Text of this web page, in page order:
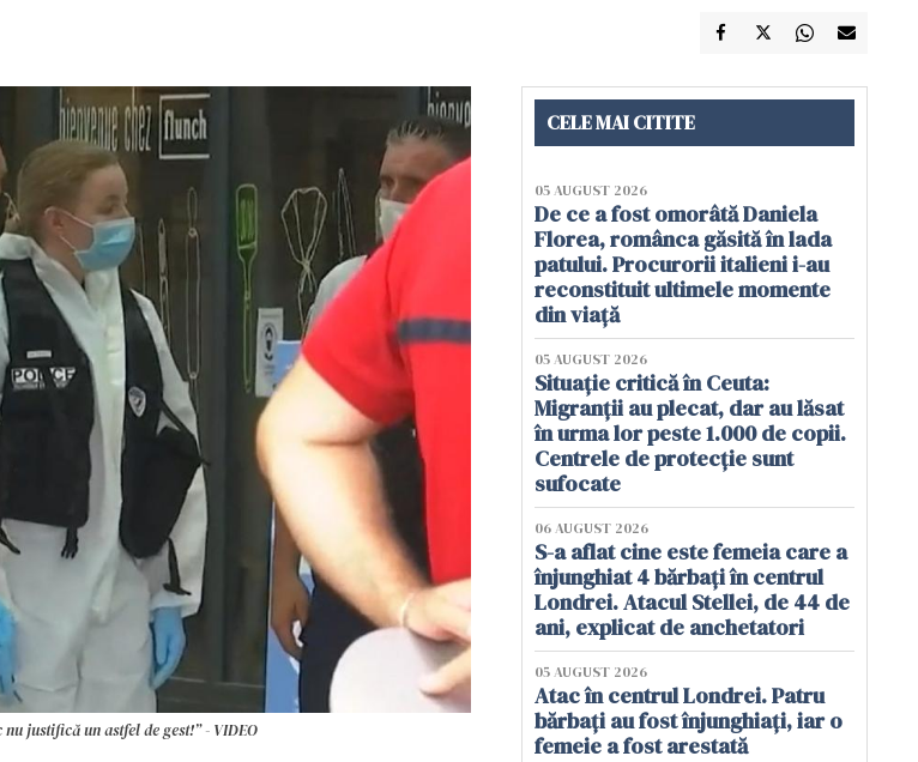
justifică un astfel de gest!” - VIDEO
CELE MAI CITITE
05 AUGUST 2026
De ce a fost omorâtă Daniela
Florea, românca găsită în lada
patului. Procurorii italieni i-au
reconstituit ultimele momente
din viață
05 AUGUST 2026
Situație critică în Ceuta:
Migranții au plecat, dar au lăsat
în urma lor peste 1.000 de copii.
Centrele de protecție sunt
sufocate
06 AUGUST 2026
S-a aflat cine este femeia care a
înjunghiat 4 bărbați în centrul
Londrei. Atacul Stellei, de 44 de
ani, explicat de anchetatori
05 AUGUST 2026
Atac în centrul Londrei. Patru
bărbați au fost înjunghiați, iar o
femeie a fost arestată